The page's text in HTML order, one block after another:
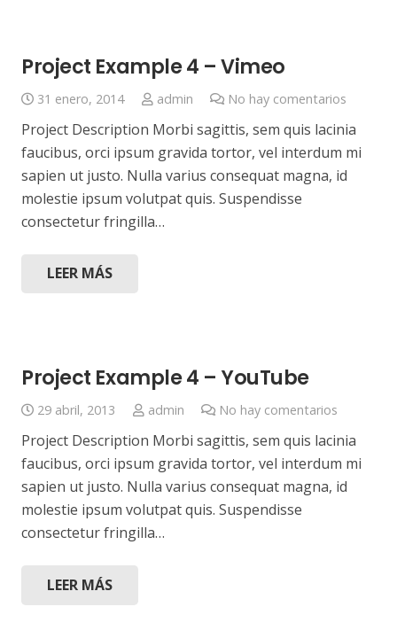
Project Example 4 – Vimeo
31 enero, 2014 admin No hay comentarios
Project Description Morbi sagittis, sem quis lacinia
faucibus, orci ipsum gravida tortor, vel interdum mi
sapien ut justo. Nulla varius consequat magna, id
molestie ipsum volutpat quis. Suspendisse
consectetur fringilla…
LEER MÁS
Project Example 4 – YouTube
29 abril, 2013 admin No hay comentarios
Project Description Morbi sagittis, sem quis lacinia
faucibus, orci ipsum gravida tortor, vel interdum mi
sapien ut justo. Nulla varius consequat magna, id
molestie ipsum volutpat quis. Suspendisse
consectetur fringilla…
LEER MÁS